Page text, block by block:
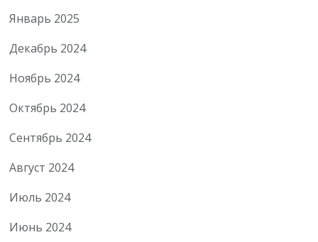
Январь 2025
Декабрь 2024
Ноябрь 2024
Октябрь 2024
Сентябрь 2024
Август 2024
Июль 2024
Июнь 2024